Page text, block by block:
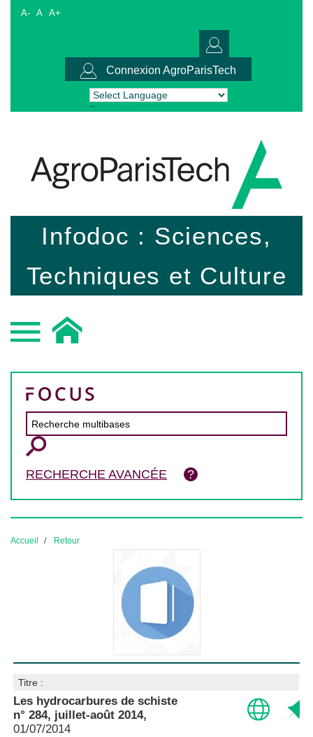
A- A A+
Connexion AgroParisTech
Powered by Translate
Infodoc : Sciences,
Techniques et Culture
RECHERCHE AVANCÉE
Accueil Retour
Titre :
Les hydrocarbures de schiste
n° 284, juillet-août 2014,
01/07/2014